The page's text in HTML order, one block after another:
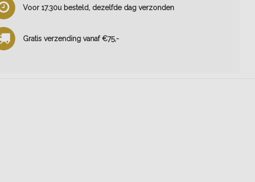
Voor 17.30u besteld, dezelfde dag verzonden
Gratis verzending vanaf €75,-